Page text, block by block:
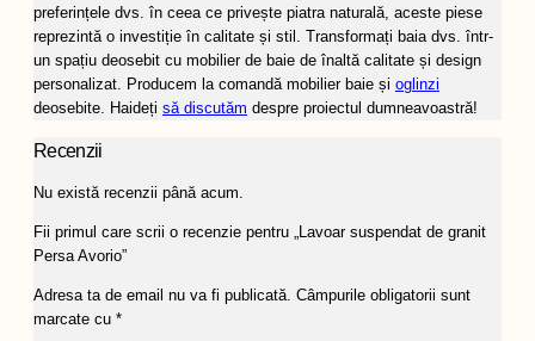
preferințele dvs. în ceea ce privește piatra naturală, aceste piese
reprezintă o investiție în calitate și stil. Transformați baia dvs. într-
un spațiu deosebit cu mobilier de baie de înaltă calitate și design
personalizat. Producem la comandă mobilier baie și oglinzi
deosebite. Haideți să discutăm despre proiectul dumneavoastră!
Recenzii
Nu există recenzii până acum.
Fii primul care scrii o recenzie pentru „Lavoar suspendat de granit
Persa Avorio”
Adresa ta de email nu va fi publicată. Câmpurile obligatorii sunt
marcate cu *